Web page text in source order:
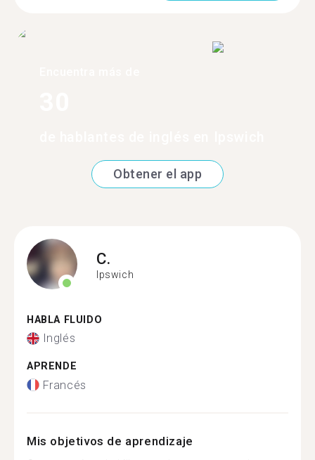
Obtener el app
C.
Ipswich
HABLA FLUIDO
Inglés
APRENDE
Francés
Mis objetivos de aprendizaje